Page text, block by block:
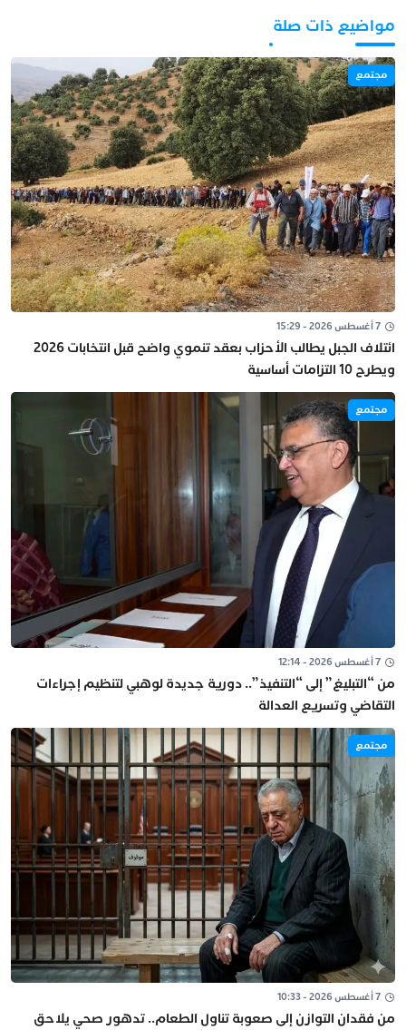
مواضيع ذات صلة
مجتمع
7 أغسطس 2026 - 15:29
ائتلاف الجبل يطالب الأحزاب بعقد تنموي واضح قبل انتخابات 2026
ويطرح 10 التزامات أساسية
مجتمع
7 أغسطس 2026 - 12:14
من “التبليغ” إلى “التنفيذ”.. دورية جديدة لوهبي لتنظيم إجراءات
التقاضي وتسريع العدالة
مجتمع
7 أغسطس 2026 - 10:33
من فقدان التوازن إلى صعوبة تناول الطعام.. تدهور صحي يلاحق